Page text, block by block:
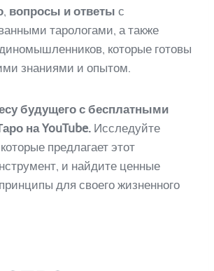
, вопросы и ответы с
тарологами, а также
которые готовы
знаниями и опытом.
будущего с бесплатными
на YouTube. Исследуйте
предлагает этот
и найдите ценные
для своего жизненного